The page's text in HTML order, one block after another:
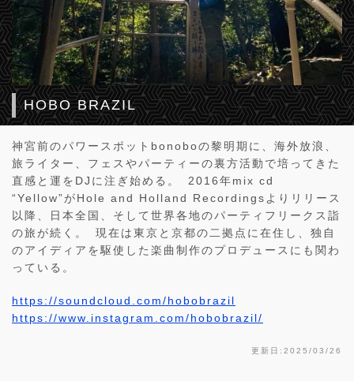
HOBO BRAZIL
神宮前のパワースポットbonoboの黎明期に、海外放浪、
旅ライター、フェスやパーティーの裏方活動で培ってきた
直感と運をDJに注ぎ始める。 2016年mix cd
“Yellow”がHole and Holland Recordingsよりリリース
以降、日本全国、そして世界各地のパーティフリークス詣
の旅が続く。 現在は東京と京都の二拠点に在住し、独自
のアイディアを駆使した楽曲制作のプロデュースにも関わ
っている。
https://soundcloud.com/hobobrazil
https://www.instagram.com/hobobrazil/
更新日:2025/03/26